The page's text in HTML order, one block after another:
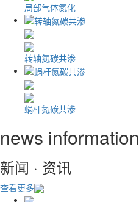
局部气体氮化
转轴氮碳共渗
蜗杆氮碳共渗
news information
新闻 · 资讯
查看更多